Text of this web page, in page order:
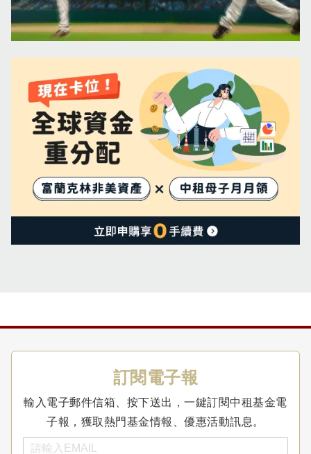
訂閱電子報
輸入電子郵件信箱、按下送出，一鍵訂閱中租基金電
子報，獲取熱門基金情報、優惠活動訊息。